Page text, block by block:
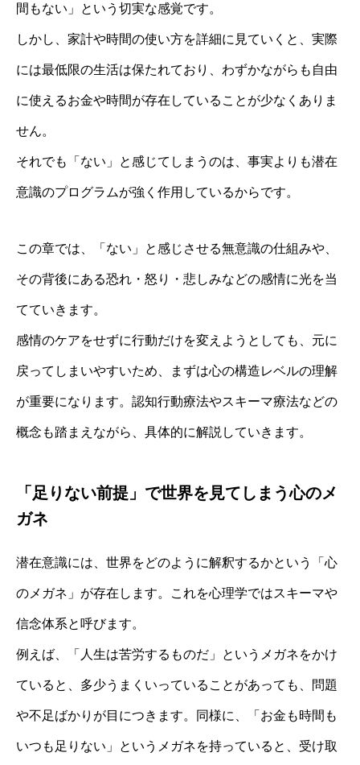
間もない」という切実な感覚です。
しかし、家計や時間の使い方を詳細に見ていくと、実際
には最低限の生活は保たれており、わずかながらも自由
に使えるお金や時間が存在していることが少なくありま
せん。
それでも「ない」と感じてしまうのは、事実よりも潜在
意識のプログラムが強く作用しているからです。
この章では、「ない」と感じさせる無意識の仕組みや、
その背後にある恐れ・怒り・悲しみなどの感情に光を当
てていきます。
感情のケアをせずに行動だけを変えようとしても、元に
戻ってしまいやすいため、まずは心の構造レベルの理解
が重要になります。認知行動療法やスキーマ療法などの
概念も踏まえながら、具体的に解説していきます。
「足りない前提」で世界を見てしまう心のメ
ガネ
潜在意識には、世界をどのように解釈するかという「心
のメガネ」が存在します。これを心理学ではスキーマや
信念体系と呼びます。
例えば、「人生は苦労するものだ」というメガネをかけ
ていると、多少うまくいっていることがあっても、問題
や不足ばかりが目につきます。同様に、「お金も時間も
いつも足りない」というメガネを持っていると、受け取